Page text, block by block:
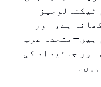
ٹیکنالوجیز
ہے، اور
ہیں—متحدہ عرب
اور جائیداد کی